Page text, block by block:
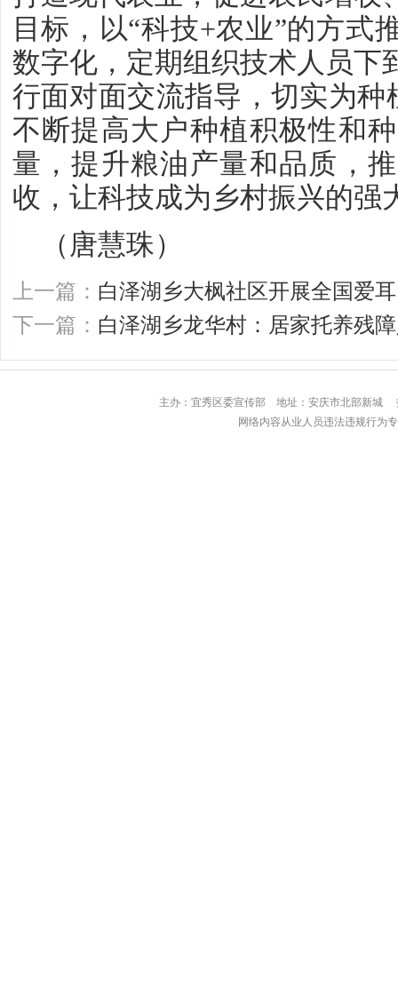
目标，以“科技+农业”的方式
数字化，定期组织技术人员下
行面对面交流指导，切实为种
不断提高大户种植积极性和
量，提升粮油产量和品质，
收，让科技成为乡村振兴的强
（唐慧珠）
上一篇： 白泽湖乡大枫社区开展全国爱
下一篇： 白泽湖乡龙华村：居家托养残
主办：宜秀区委宣传部 地址：安庆市北
网络内容从业人员违法违规行